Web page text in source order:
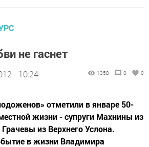
не гаснет
- 10:24 1358 0 0
отметили в январе 50-
жизни - супруги Махнины из
из Верхнего Услона.
в жизни Владимира